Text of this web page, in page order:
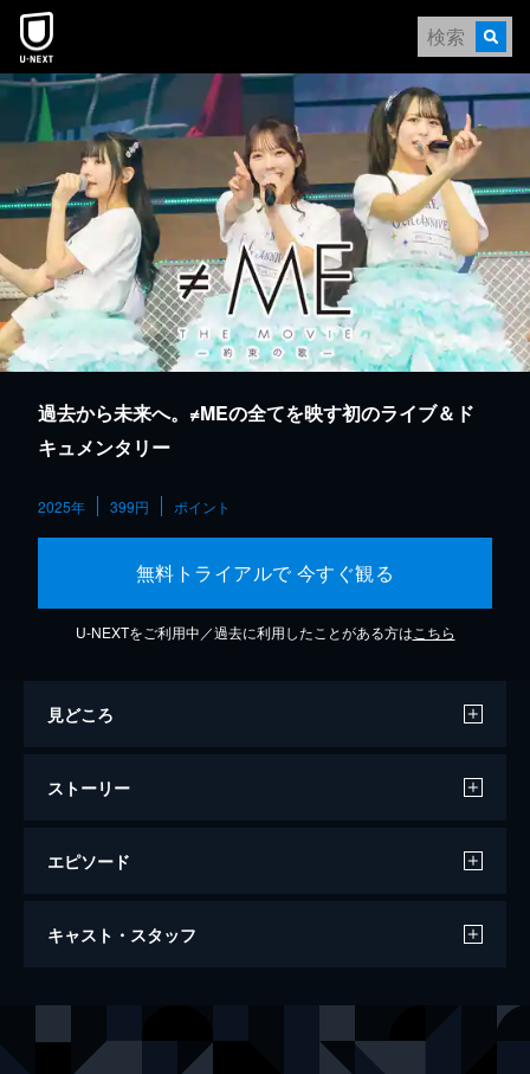
本文へスキップ
過去から未来へ。≠MEの全てを映す初のライブ＆ド
キュメンタリー
2025年 399円 ポイント
無料トライアルで 今すぐ観る
U-NEXTをご利用中／過去に利用したことがある方は こちら
見どころ
ストーリー
エピソード
≠ME THE MOVIE -約束の歌-
キャスト・スタッフ
高澤俊太郎